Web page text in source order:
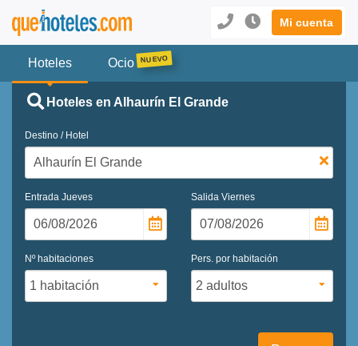
Mi cuenta
Hoteles Ocio
Hoteles en Alhaurín El Grande
Destino / Hotel
Entrada Jueves Salida Viernes
Nº habitaciones Pers. por habitación